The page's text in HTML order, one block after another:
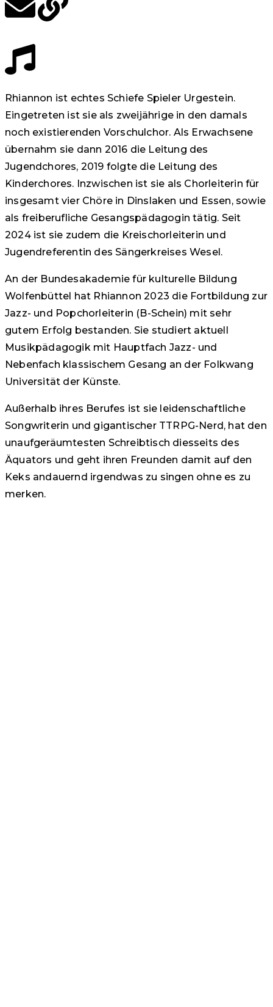
Rhiannon ist echtes Schiefe Spieler Urgestein.
Eingetreten ist sie als zweijährige in den damals
noch existierenden Vorschulchor. Als Erwachsene
übernahm sie dann 2016 die Leitung des
Jugendchores, 2019 folgte die Leitung des
Kinderchores. Inzwischen ist sie als Chorleiterin für
insgesamt vier Chöre in Dinslaken und Essen, sowie
als freiberufliche Gesangspädagogin tätig. Seit
2024 ist sie zudem die Kreischorleiterin und
Jugendreferentin des Sängerkreises Wesel.
An der Bundesakademie für kulturelle Bildung
Wolfenbüttel hat Rhiannon 2023 die Fortbildung zur
Jazz- und Popchorleiterin (B-Schein) mit sehr
gutem Erfolg bestanden. Sie studiert aktuell
Musikpädagogik mit Hauptfach Jazz- und
Nebenfach klassischem Gesang an der Folkwang
Universität der Künste.
Außerhalb ihres Berufes ist sie leidenschaftliche
Songwriterin und gigantischer TTRPG-Nerd, hat den
unaufgeräumtesten Schreibtisch diesseits des
Äquators und geht ihren Freunden damit auf den
Keks andauernd irgendwas zu singen ohne es zu
merken.